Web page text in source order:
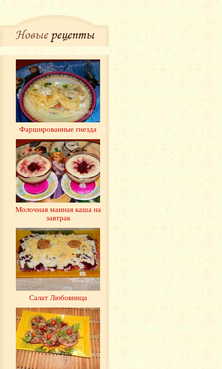
Новыерецепты
Фаршированные гнезда
Молочная манная каша на
завтрак
Салат Любовница